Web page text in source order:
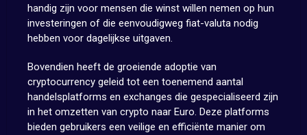
handig zijn voor mensen die winst willen nemen op hun
investeringen of die eenvoudigweg fiat-valuta nodig
hebben voor dagelijkse uitgaven.
Bovendien heeft de groeiende adoptie van
cryptocurrency geleid tot een toenemend aantal
handelsplatforms en exchanges die gespecialiseerd zijn
in het omzetten van crypto naar Euro. Deze platforms
bieden gebruikers een veilige en efficiënte manier om